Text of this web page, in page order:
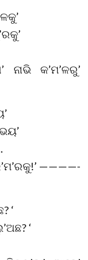
କ’ମ’ଳରୁ’
————-
‘
‘